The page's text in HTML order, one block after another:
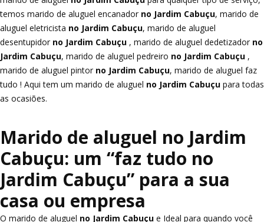
temos marido de aluguel encanador no Jardim Cabuçu, marido de
aluguel eletricista no Jardim Cabuçu, marido de aluguel
desentupidor no Jardim Cabuçu , marido de aluguel dedetizador no
Jardim Cabuçu, marido de aluguel pedreiro no Jardim Cabuçu ,
marido de aluguel pintor no Jardim Cabuçu, marido de aluguel faz
tudo ! Aqui tem um marido de aluguel no Jardim Cabuçu para todas
as ocasiões.
Marido de aluguel no Jardim
Cabuçu: um “faz tudo no
Jardim Cabuçu” para a sua
casa ou empresa
O marido de aluguel no Jardim Cabuçu e Ideal para quando você